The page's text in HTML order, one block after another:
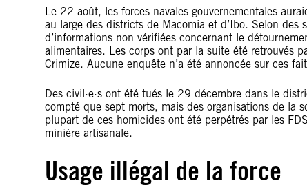
Le 22 août, les forces navales gouvernementales
au large des districts de Macomia et d’Ibo. Selon
d’informations non vérifiées concernant le
alimentaires. Les corps ont par la suite été retrouvés
Crimize. Aucune enquête n’a été annoncée sur ces
Des civil·e·s ont été tués le 29 décembre dans le
compté que sept morts, mais des organisations de
plupart de ces homicides ont été perpétrés par les
minière artisanale.
Usage illégal de la force